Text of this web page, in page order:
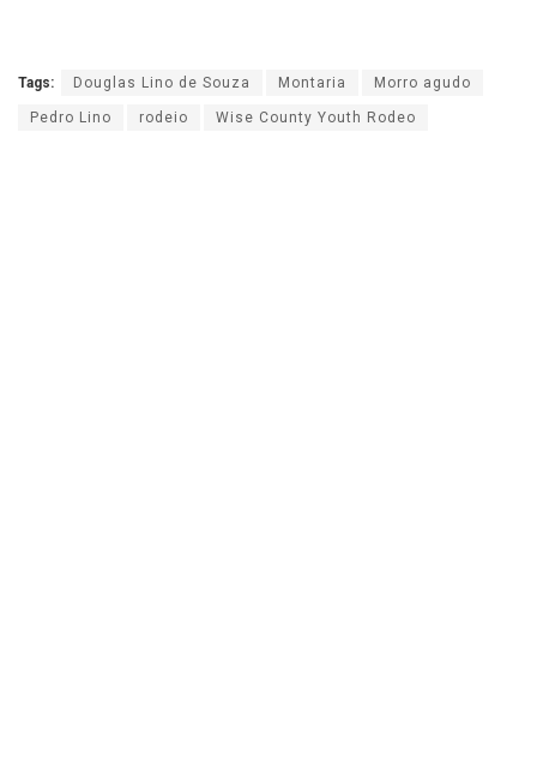
Tags: Douglas Lino de Souza Montaria Morro agudo
Pedro Lino rodeio Wise County Youth Rodeo